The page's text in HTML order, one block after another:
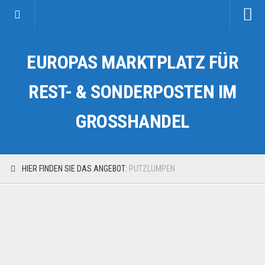
Kategorien
Auto & Motorrad
Fahrzeuge & Transport
EUROPAS MARKTPLATZ FÜR
REST- & SONDERPOSTEN IM
GROSSHANDEL
HIER FINDEN SIE DAS ANGEBOT: PUTZLUMPEN